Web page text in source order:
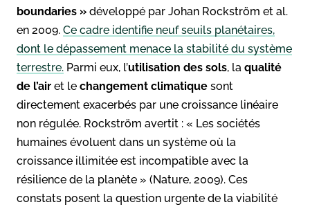
boundaries » développé par Johan Rockström et al.
en 2009. Ce cadre identifie neuf seuils planétaires,
dont le dépassement menace la stabilité du système
terrestre. Parmi eux, l’utilisation des sols, la qualité
de l’air et le changement climatique sont
directement exacerbés par une croissance linéaire
non régulée. Rockström avertit : « Les sociétés
humaines évoluent dans un système où la
croissance illimitée est incompatible avec la
résilience de la planète » (Nature, 2009). Ces
constats posent la question urgente de la viabilité